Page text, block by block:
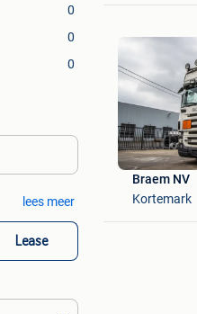
0
0
0
lees meer
Lease
Braem NV
Kortemark